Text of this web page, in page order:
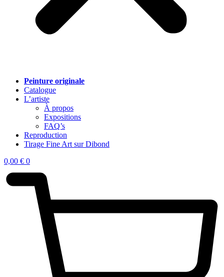
Peinture originale
Catalogue
L’artiste
À propos
Expositions
FAQ’s
Reproduction
Tirage Fine Art sur Dibond
0,00 € 0